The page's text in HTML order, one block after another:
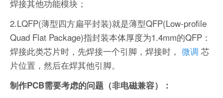
焊接其他功能模块；
2.LQFP(薄型四方扁平封装)就是薄型QFP(Low-profile
Quad Flat Package)指封装本体厚度为1.4mm的QFP：
焊接此类芯片时，先焊接一个引脚，焊接时， 微调 芯
片位置，然后在焊其他引脚。
制作PCB需要考虑的问题（非电磁兼容）：